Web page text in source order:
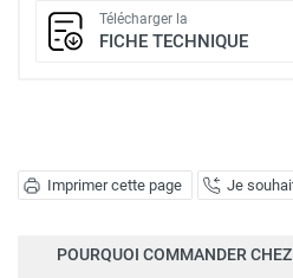
Imprimer cette page Je
Télécharger la
FICHE TECHNIQUE
POURQUOI COMMANDER